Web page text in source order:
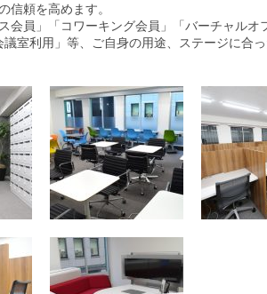
信頼を高めます。
会員」「コワーキング会員」「バーチャルオ
議室利用」等、ご自身の用途、ステージに合